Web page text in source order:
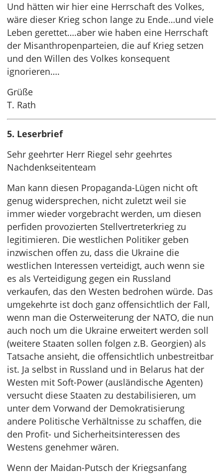
Und hätten wir hier eine Herrschaft des Volkes,
wäre dieser Krieg schon lange zu Ende…und viele
Leben gerettet….aber wie haben eine Herrschaft
der Misanthropenparteien, die auf Krieg setzen
und den Willen des Volkes konsequent
ignorieren….
Grüße
T. Rath
5. Leserbrief
Sehr geehrter Herr Riegel sehr geehrtes
Nachdenkseitenteam
Man kann diesen Propaganda-Lügen nicht oft
genug widersprechen, nicht zuletzt weil sie
immer wieder vorgebracht werden, um diesen
perfiden provozierten Stellvertreterkrieg zu
legitimieren. Die westlichen Politiker geben
inzwischen offen zu, dass die Ukraine die
westlichen Interessen verteidigt, auch wenn sie
es als Verteidigung gegen ein Russland
verkaufen, das den Westen bedrohen würde. Das
umgekehrte ist doch ganz offensichtlich der Fall,
wenn man die Osterweiterung der NATO, die nun
auch noch um die Ukraine erweitert werden soll
(weitere Staaten sollen folgen z.B. Georgien) als
Tatsache ansieht, die offensichtlich unbestreitbar
ist. Ja selbst in Russland und in Belarus hat der
Westen mit Soft-Power (ausländische Agenten)
versucht diese Staaten zu destabilisieren, um
unter dem Vorwand der Demokratisierung
andere Politische Verhältnisse zu schaffen, die
den Profit- und Sicherheitsinteressen des
Westens genehmer wären.
Wenn der Maidan-Putsch der Kriegsanfang